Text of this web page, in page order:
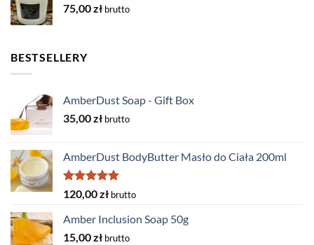
75,00zł brutto
BESTSELLERY
AmberDust Soap - Gift Box
35,00zł brutto
AmberDust BodyButter Masło do Ciała 200ml
Rated5.00
out of 5
120,00zł brutto
Amber Inclusion Soap 50g
15,00zł brutto